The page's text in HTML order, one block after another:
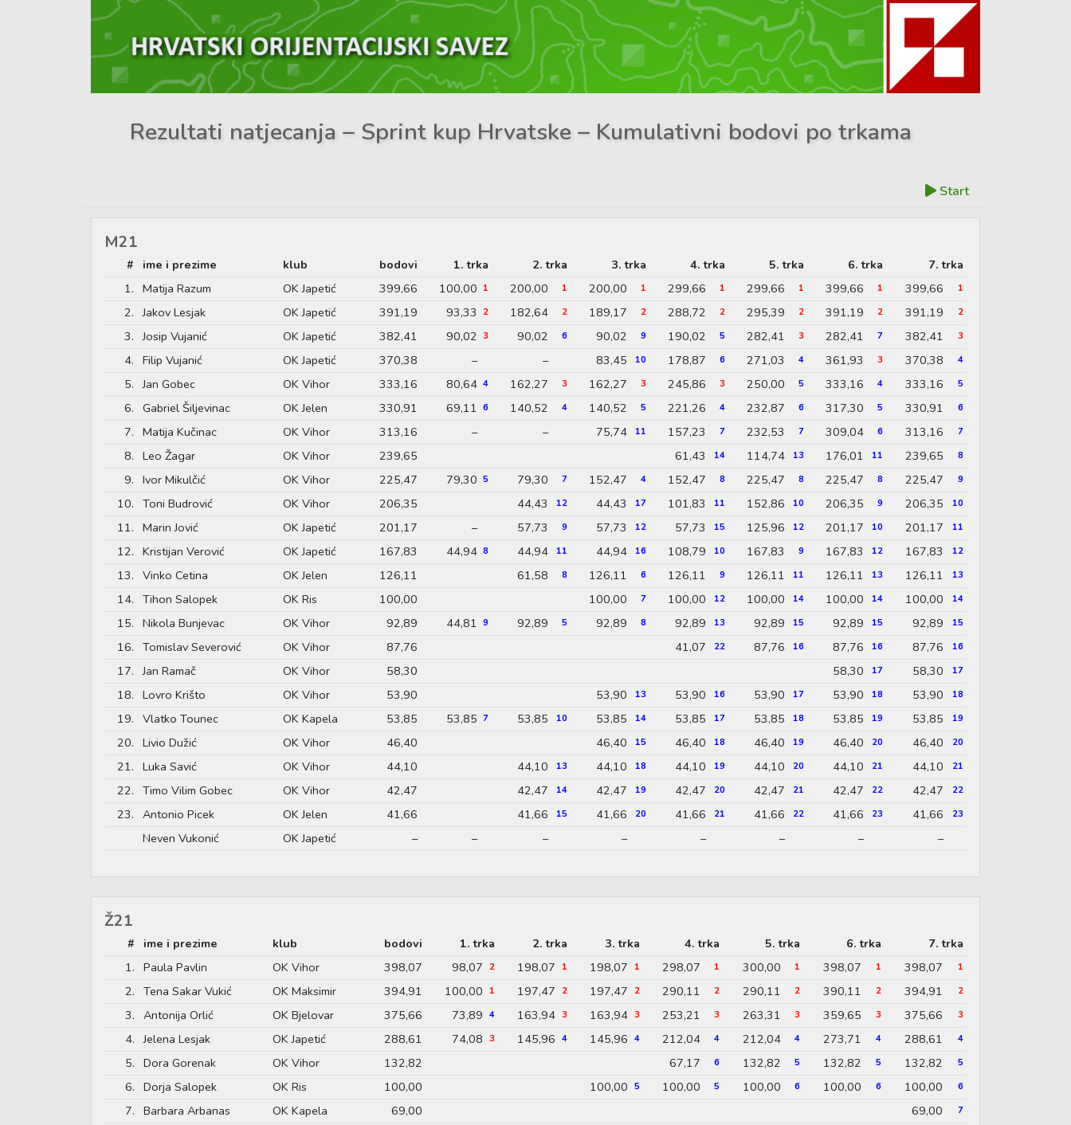
Rezultati natjecanja – Sprint kup Hrvatske – Kumulativni bodovi po trkama
Start
M21
# ime i prezime klub bodovi 1. trka 2. trka 3. trka 4. trka 5. trka 6. trka
7. trka
1. Matija Razum OK Japetić 399,66 100,00 1 200,00 1 200,00 1 299,66 1 299,66 1 399,66 1 399,66 1
2. Jakov Lesjak OK Japetić 391,19 93,33 2 182,64 2 189,17 2 288,72 2 295,39 2 391,19 2 391,19 2
3. Josip Vujanić OK Japetić 382,41 90,02 3 90,02 6 90,02 9 190,02 5 282,41 3 282,41 7 382,41 3
4. Filip Vujanić OK Japetić 370,38 – – 83,45 10 178,87 6 271,03 4 361,93 3 370,38 4
5. Jan Gobec OK Vihor 333,16 80,64 4 162,27 3 162,27 3 245,86 3 250,00 5 333,16 4 333,16 5
6. Gabriel Šiljevinac OK Jelen 330,91 69,11 6 140,52 4 140,52 5 221,26 4 232,87 6 317,30 5 330,91 6
7. Matija Kučinac OK Vihor 313,16 – – 75,74 11 157,23 7 232,53 7 309,04 6 313,16 7
8. Leo Žagar OK Vihor 239,65 61,43 14 114,74 13 176,01 11 239,65 8
9. Ivor Mikulčić OK Vihor 225,47 79,30 5 79,30 7 152,47 4 152,47 8 225,47 8 225,47 8 225,47 9
10. Toni Budrović OK Vihor 206,35 44,43 12 44,43 17 101,83 11 152,86 10 206,35 9 206,35 10
11. Marin Jović OK Japetić 201,17 – 57,73 9 57,73 12 57,73 15 125,96 12 201,17 10 201,17 11
12. Kristijan Verović OK Japetić 167,83 44,94 8 44,94 11 44,94 16 108,79 10 167,83 9 167,83 12 167,83 12
13. Vinko Cetina OK Jelen 126,11 61,58 8 126,11 6 126,11 9 126,11 11 126,11 13 126,11 13
14. Tihon Salopek OK Ris 100,00 100,00 7 100,00 12 100,00 14 100,00 14 100,00 14
15. Nikola Bunjevac OK Vihor 92,89 44,81 9 92,89 5 92,89 8 92,89 13 92,89 15 92,89 15 92,89 15
16. Tomislav Severović OK Vihor 87,76 41,07 22 87,76 16 87,76 16 87,76 16
17. Jan Ramač OK Vihor 58,30 58,30 17 58,30 17
18. Lovro Krišto OK Vihor 53,90 53,90 13 53,90 16 53,90 17 53,90 18 53,90 18
19. Vlatko Tounec OK Kapela 53,85 53,85 7 53,85 10 53,85 14 53,85 17 53,85 18 53,85 19 53,85 19
20. Livio Dužić OK Vihor 46,40 46,40 15 46,40 18 46,40 19 46,40 20 46,40 20
21. Luka Savić OK Vihor 44,10 44,10 13 44,10 18 44,10 19 44,10 20 44,10 21 44,10 21
22. Timo Vilim Gobec OK Vihor 42,47 42,47 14 42,47 19 42,47 20 42,47 21 42,47 22 42,47 22
23. Antonio Picek OK Jelen 41,66 41,66 15 41,66 20 41,66 21 41,66 22 41,66 23 41,66 23
Neven Vukonić OK Japetić – – – – – – – –
Ž21
# ime i prezime klub bodovi 1. trka 2. trka 3. trka 4. trka 5. trka 6. trka
7. trka
1. Paula Pavlin OK Vihor 398,07 98,07 2 198,07 1 198,07 1 298,07 1 300,00 1 398,07 1 398,07 1
2. Tena Sakar Vukić OK Maksimir 394,91 100,00 1 197,47 2 197,47 2 290,11 2 290,11 2 390,11 2 394,91 2
3. Antonija Orlić OK Bjelovar 375,66 73,89 4 163,94 3 163,94 3 253,21 3 263,31 3 359,65 3 375,66 3
4. Jelena Lesjak OK Japetić 288,61 74,08 3 145,96 4 145,96 4 212,04 4 212,04 4 273,71 4 288,61 4
5. Dora Gorenak OK Vihor 132,82 67,17 6 132,82 5 132,82 5 132,82 5
6. Dorja Salopek OK Ris 100,00 100,00 5 100,00 5 100,00 6 100,00 6 100,00 6
7. Barbara Arbanas OK Kapela 69,00 69,00 7